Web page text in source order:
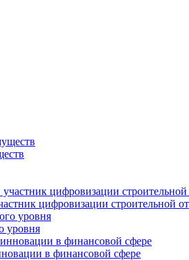
цифровизации строительной
уровня
в финансовой сфере